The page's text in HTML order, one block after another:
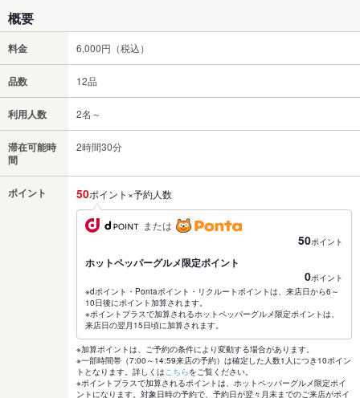
概要
料金 6,000円（税込）
品数 12品
利用人数 2名～
滞在可能時
間
2時間30分
ポイント 50ポイント×予約人数
または
50ポイント
ホットペッパーグルメ限定ポイント
0ポイント
※dポイント・Pontaポイント・リクルートポイントは、来店日から6～
10日後にポイント加算されます。
※ポイントプラスで加算されるホットペッパーグルメ限定ポイントは、
来店日の翌月15日頃に加算されます。
※加算ポイントは、ご予約の条件により変動する場合があります。
※一部時間帯（7:00～14:59来店の予約）は確定した人数1人につき10ポイン
トとなります。詳しくはこちらをご覧ください。
※ポイントプラスで加算されるポイントは、ホットペッパーグルメ限定ポイ
ントになります。対象日時の予約で、予約日が翌々月末までのご来店がポイ